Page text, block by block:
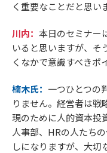
く重要なことだと思い
川内： 本日のセミナー
いると思いますが、そ
くなかで意識すべきポ
楠木氏： 一つひとつの
りません。経営者は戦
現のために人的資本投
人事部、HRの人たち
しになりますが、大切